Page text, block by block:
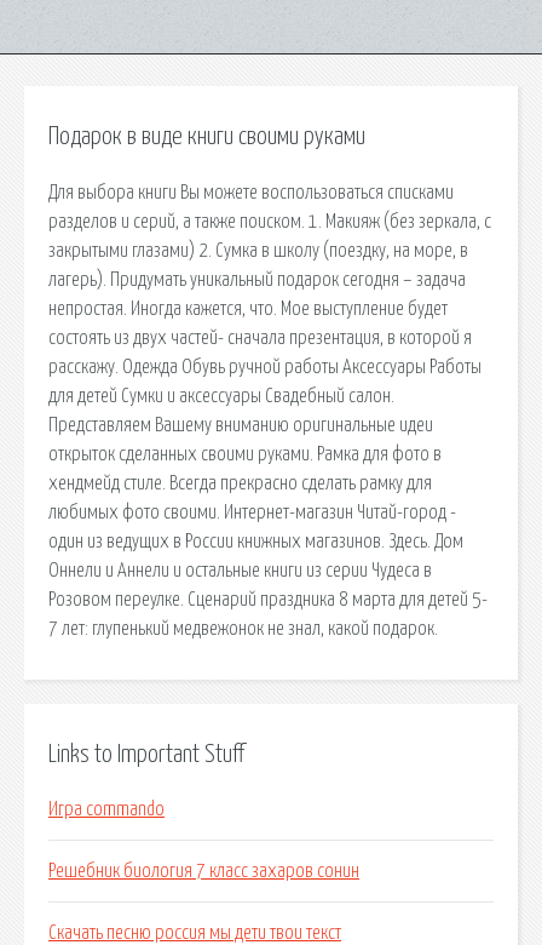
Подарок в виде книги своими руками
Для выбора книги Вы можете воспользоваться списками
разделов и серий, а также поиском. 1. Макияж (без зеркала, с
закрытыми глазами) 2. Сумка в школу (поездку, на море, в
лагерь). Придумать уникальный подарок сегодня – задача
непростая. Иногда кажется, что. Мое выступление будет
состоять из двух частей- сначала презентация, в которой я
расскажу. Одежда Обувь ручной работы Аксессуары Работы
для детей Сумки и аксессуары Свадебный салон.
Представляем Вашему вниманию оригинальные идеи
открыток сделанных своими руками. Рамка для фото в
хендмейд стиле. Всегда прекрасно сделать рамку для
любимых фото своими. Интернет-магазин Читай-город -
один из ведущих в России книжных магазинов. Здесь. Дом
Оннели и Аннели и остальные книги из серии Чудеса в
Розовом переулке. Сценарий праздника 8 марта для детей 5-
7 лет: глупенький медвежонок не знал, какой подарок.
Links to Important Stuff
Игра commando
Решебник биология 7 класс захаров сонин
Скачать песню россия мы дети твои текст